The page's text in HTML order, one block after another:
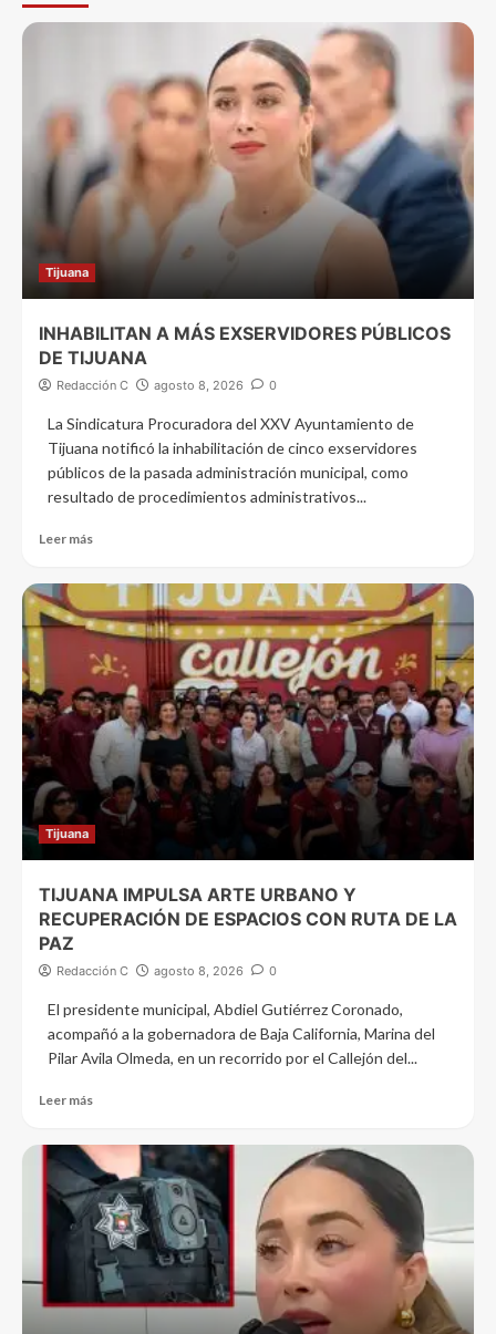
Tijuana
INHABILITAN A MÁS EXSERVIDORES PÚBLICOS
DE TIJUANA
Redacción C agosto 8, 2026 0
La Sindicatura Procuradora del XXV Ayuntamiento de
Tijuana notificó la inhabilitación de cinco exservidores
públicos de la pasada administración municipal, como
resultado de procedimientos administrativos...
Leer más
Tijuana
TIJUANA IMPULSA ARTE URBANO Y
RECUPERACIÓN DE ESPACIOS CON RUTA DE LA
PAZ
Redacción C agosto 8, 2026 0
El presidente municipal, Abdiel Gutiérrez Coronado,
acompañó a la gobernadora de Baja California, Marina del
Pilar Avila Olmeda, en un recorrido por el Callejón del...
Leer más